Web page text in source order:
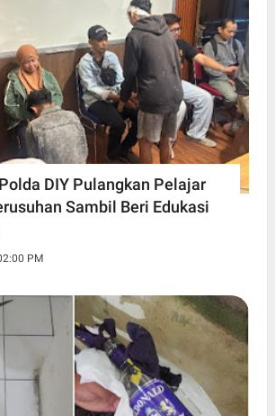
DIY Pulangkan Pelajar
Sambil Beri Edukasi
PM